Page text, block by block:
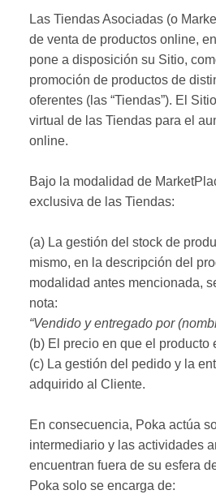
Las Tiendas Asociadas (o
de venta de productos online,
pone a disposición su Sitio,
promoción de productos de
oferentes (las “Tiendas”). El
virtual de las Tiendas para el
online.
Bajo la modalidad de
exclusiva de las Tiendas:
(a) La gestión del stock de
mismo, en la descripción del
modalidad antes mencionada,
nota:
“Vendido y entregado por
(b) El precio en que el producto
(c) La gestión del pedido y la
adquirido al Cliente.
En consecuencia, Poka actúa
intermediario y las actividades
encuentran fuera de su esfera
Poka solo se encarga de: